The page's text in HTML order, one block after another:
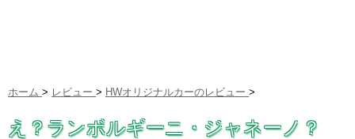
ホーム > レビュー > HWオリジナルカーのレビュー >
え？ランボルギーニ・ジャネーノ？